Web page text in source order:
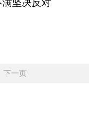
坚决反对
下一页